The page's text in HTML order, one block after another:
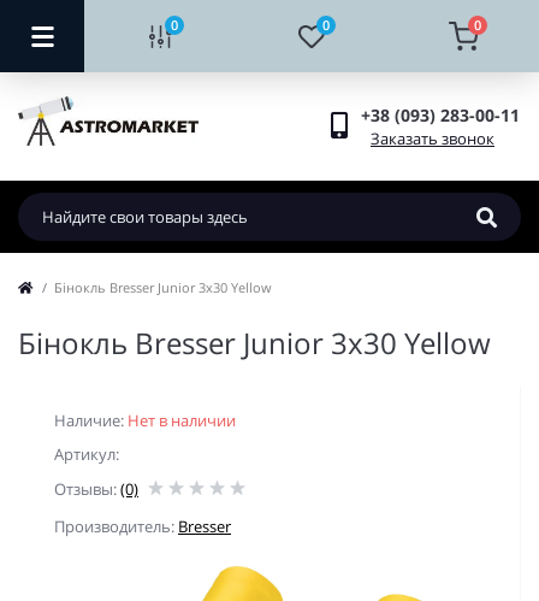
0 0 0
+38 (093) 283-00-11
Заказать звонок
Бінокль Bresser Junior 3x30 Yellow
Бінокль Bresser Junior 3x30 Yellow
Наличие: Нет в наличии
Артикул:
Отзывы:(0)
Производитель: Bresser